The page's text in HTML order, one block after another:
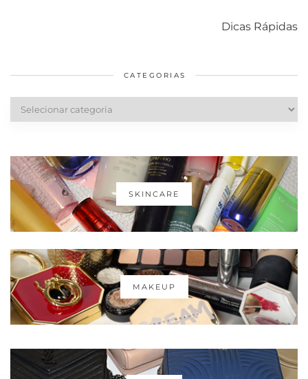
Dicas Rápidas
diários
cabelos
CATEGORIAS
Categorias
SKINCARE
MAKEUP